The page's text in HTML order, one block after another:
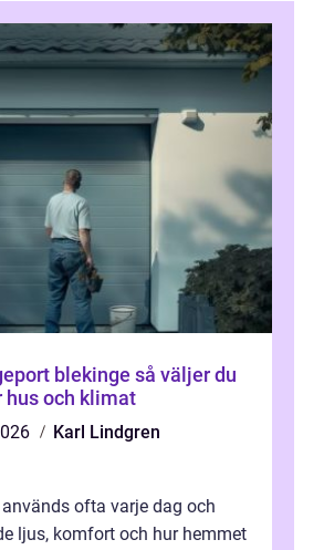
blekinge så väljer du
hus och klimat
Karl Lindgren
ofta varje dag och
ljus, komfort och hur hemmet